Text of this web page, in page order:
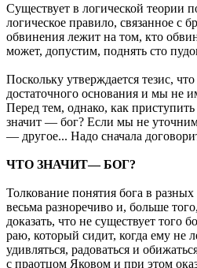
Существует в логической теории
логическое правило, связанное с
обвинения лежит на том, кто
может, допустим, поднять сто
Поскольку утверждается тезис,
достаточного основания и мы не
Перед тем, однако, как
значит — бог? Если мы не
— другое... Надо сначала
ЧТО ЗНАЧИТ— БОГ?
Толкование понятия бога в
весьма разноречиво и, больше
доказать, что не существует того
раю, который сидит, когда ему не
удивляться, радоваться и
с праотцом Яковом и при этом